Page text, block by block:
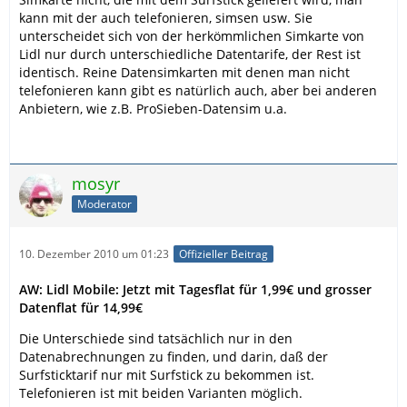
kann mit der auch telefonieren, simsen usw. Sie
unterscheidet sich von der herkömmlichen Simkarte von
Lidl nur durch unterschiedliche Datentarife, der Rest ist
identisch. Reine Datensimkarten mit denen man nicht
telefonieren kann gibt es natürlich auch, aber bei anderen
Anbietern, wie z.B. ProSieben-Datensim u.a.
mosyr
Moderator
10. Dezember 2010 um 01:23 Offizieller Beitrag
AW: Lidl Mobile: Jetzt mit Tagesflat für 1,99€ und grosser
Datenflat für 14,99€
Die Unterschiede sind tatsächlich nur in den
Datenabrechnungen zu finden, und darin, daß der
Surfsticktarif nur mit Surfstick zu bekommen ist.
Telefonieren ist mit beiden Varianten möglich.